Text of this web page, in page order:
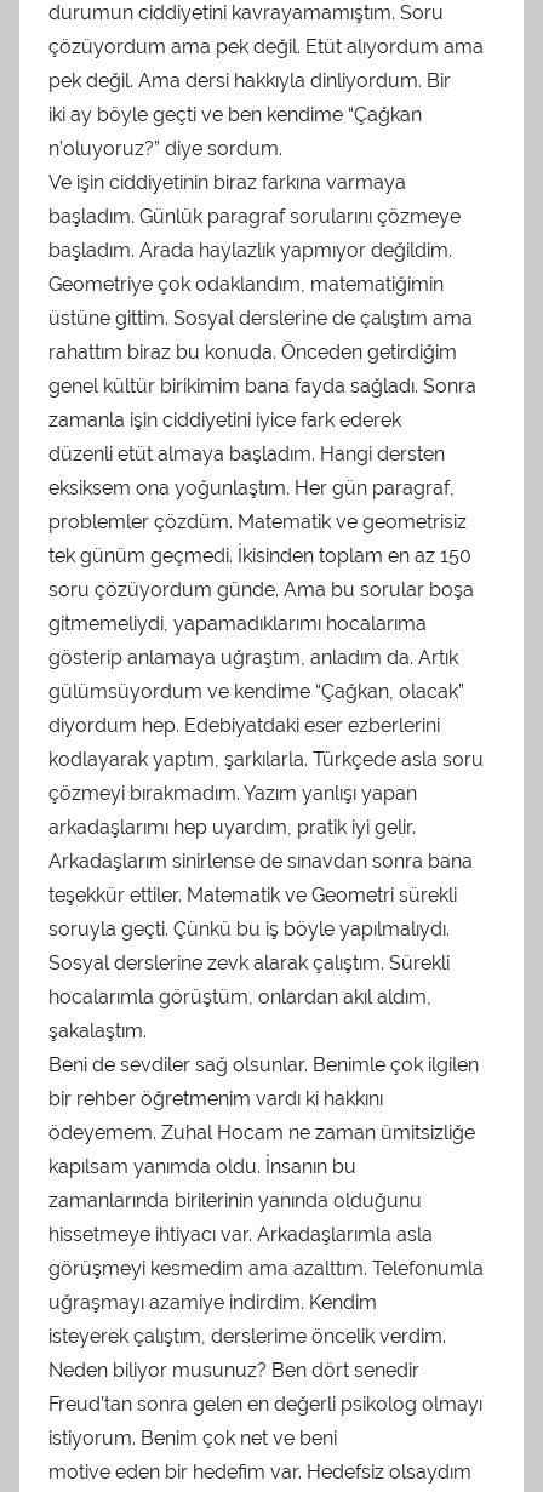
durumun ciddiyetini kavrayamamıştım. Soru
çözüyordum ama pek değil. Etüt alıyordum ama
pek değil. Ama dersi hakkıyla dinliyordum. Bir
iki ay böyle geçti ve ben kendime “Çağkan
n’oluyoruz?” diye sordum.
Ve işin ciddiyetinin biraz farkına varmaya
başladım. Günlük paragraf sorularını çözmeye
başladım. Arada haylazlık yapmıyor değildim.
Geometriye çok odaklandım, matematiğimin
üstüne gittim. Sosyal derslerine de çalıştım ama
rahattım biraz bu konuda. Önceden getirdiğim
genel kültür birikimim bana fayda sağladı. Sonra
zamanla işin ciddiyetini iyice fark ederek
düzenli etüt almaya başladım. Hangi dersten
eksiksem ona yoğunlaştım. Her gün paragraf,
problemler çözdüm. Matematik ve geometrisiz
tek günüm geçmedi. İkisinden toplam en az 150
soru çözüyordum günde. Ama bu sorular boşa
gitmemeliydi, yapamadıklarımı hocalarıma
gösterip anlamaya uğraştım, anladım da. Artık
gülümsüyordum ve kendime “Çağkan, olacak”
diyordum hep. Edebiyatdaki eser ezberlerini
kodlayarak yaptım, şarkılarla. Türkçede asla soru
çözmeyi bırakmadım. Yazım yanlışı yapan
arkadaşlarımı hep uyardım, pratik iyi gelir.
Arkadaşlarım sinirlense de sınavdan sonra bana
teşekkür ettiler. Matematik ve Geometri sürekli
soruyla geçti. Çünkü bu iş böyle yapılmalıydı.
Sosyal derslerine zevk alarak çalıştım. Sürekli
hocalarımla görüştüm, onlardan akıl aldım,
şakalaştım.
Beni de sevdiler sağ olsunlar. Benimle çok ilgilen
bir rehber öğretmenim vardı ki hakkını
ödeyemem. Zuhal Hocam ne zaman ümitsizliğe
kapılsam yanımda oldu. İnsanın bu
zamanlarında birilerinin yanında olduğunu
hissetmeye ihtiyacı var. Arkadaşlarımla asla
görüşmeyi kesmedim ama azalttım. Telefonumla
uğraşmayı azamiye indirdim. Kendim
isteyerek çalıştım, derslerime öncelik verdim.
Neden biliyor musunuz? Ben dört senedir
Freud’tan sonra gelen en değerli psikolog olmayı
istiyorum. Benim çok net ve beni
motive eden bir hedefim var. Hedefsiz olsaydım